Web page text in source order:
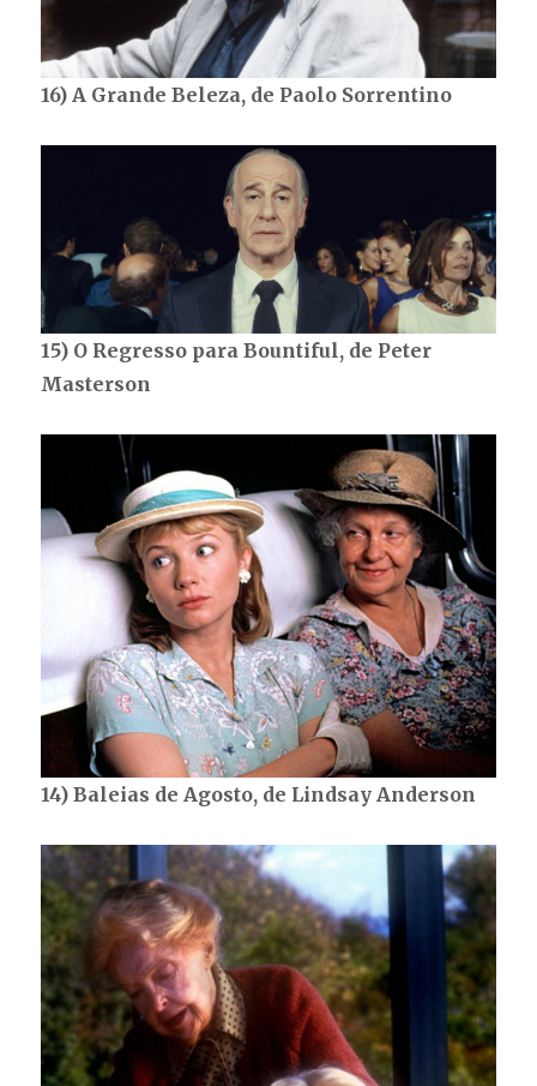
16) A Grande Beleza, de Paolo Sorrentino
15) O Regresso para Bountiful, de Peter
Masterson
14) Baleias de Agosto, de Lindsay Anderson